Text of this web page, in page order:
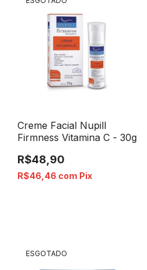
Creme Facial Nupill
Firmness Vitamina C - 30g
R$48,90
R$46,46 com Pix
ESGOTADO